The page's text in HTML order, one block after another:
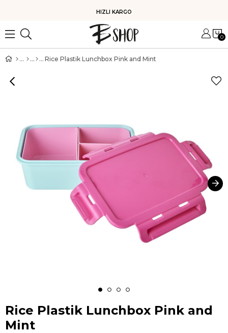
HIZLI KARGO
0
Rice Plastik Lunchbox Pink and Mint
Rice Plastik Lunchbox Pink and
Mint